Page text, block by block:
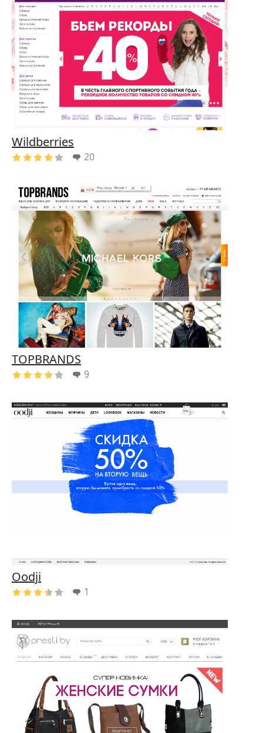
Wildberries
20
TOPBRANDS
9
Oodji
1